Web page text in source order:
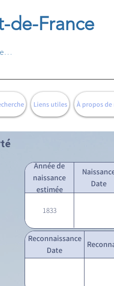
de-France
Liens utiles À propos de
Année de
naissance
estimée
Date
1833
Reconnaissance
Date